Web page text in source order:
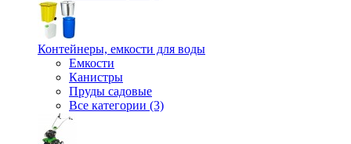
Контейнеры, емкости для воды
Емкости
Канистры
Пруды садовые
Все категории (3)